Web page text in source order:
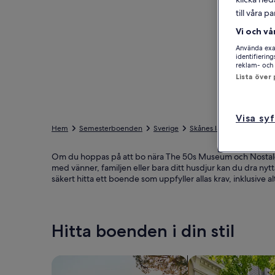
Hem Semesterboenden Sverige Skånes län
Om du hoppas på att bo nära The 50s Museum och
med vänner, familjen eller bara ditt husdjur kan du dra
säkert hitta ett boende som uppfyller allas krav, inklusive
Hitta boenden i din stil
Sök bland
till våra
Vi och
Använda
reklam- och
Lista
Visa